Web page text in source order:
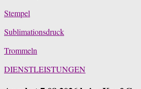
Stempel
Sublimationsdruck
Trommeln
DIENSTLEISTUNGEN